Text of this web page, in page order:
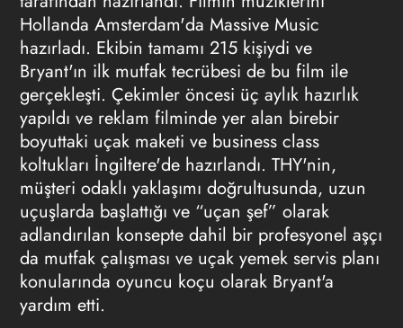
Hollanda Amsterdam'da Massive Music
hazırladı. Ekibin tamamı 215 kişiydi ve
Bryant'ın ilk mutfak tecrübesi de bu film ile
gerçekleşti. Çekimler öncesi üç aylık hazırlık
yapıldı ve reklam filminde yer alan birebir
boyuttaki uçak maketi ve business class
koltukları İngiltere'de hazırlandı. THY'nin,
müşteri odaklı yaklaşımı doğrultusunda, uzun
uçuşlarda başlattığı ve “uçan şef” olarak
adlandırılan konsepte dahil bir profesyonel aşçı
da mutfak çalışması ve uçak yemek servis planı
konularında oyuncu koçu olarak Bryant'a
yardım etti.